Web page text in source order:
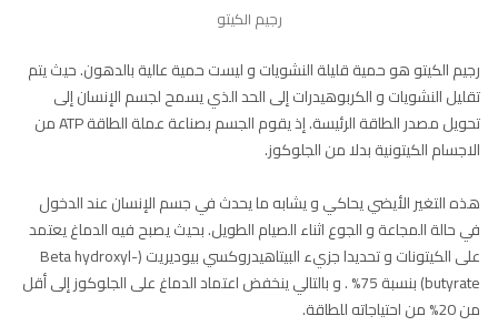
رجيم الكيتو
رجيم الكيتو هو حمية قليلة النشويات و ليست حمية عالية بالدهون. حيث يتم
تقليل النشويات و الكربوهيدرات إلى الحد الذي يسمح لجسم الإنسان إلى
تحويل مصدر الطاقة الرئيسة. إذ يقوم الجسم بصناعة عملة الطاقة ATP من
الاجسام الكيتونية بدلا من الجلوكوز.
هذه التغير الأيضي يحاكي و يشابه ما يحدث في جسم الإنسان عند الدخول
في حالة المجاعة و الجوع اثناء الصيام الطويل. بحيث يصبح فيه الدماغ يعتمد
على الكيتونات و تحديدا جزيء البيتاهيدروكسي بيوديريت (Beta hydroxyl-
butyrate) بنسبة 75% . و بالتالي ينخفض اعتماد الدماغ على الجلوكوز إلى أقل
من 20% من احتياجاته للطاقة.